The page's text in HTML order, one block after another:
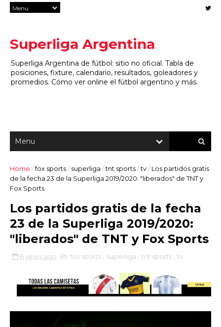
Superliga Argentina
Superliga Argentina de fútbol: sitio no oficial. Tabla de
posiciones, fixture, calendario, resultados, goleadores y
promedios. Cómo ver online el fútbol argentino y más.
Home /fox sports/superliga /tnt sports/tv/Los partidos gratis
de la fecha 23 de la Superliga 2019/2020: "liberados" de TNT y
Fox Sports
Los partidos gratis de la fecha
23 de la Superliga 2019/2020:
"liberados" de TNT y Fox Sports
6 years ago fox sports superliga tnt sports tv